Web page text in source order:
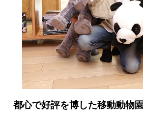
都心で好評を博した移動動物園